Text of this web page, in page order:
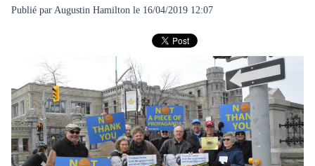
Publié par Augustin Hamiltonle 16/04/2019 12:07